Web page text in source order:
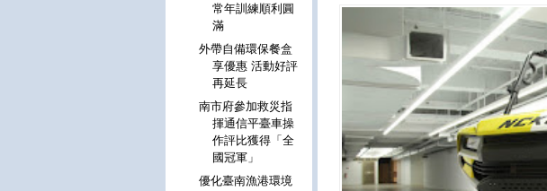
常年訓練順利圓
滿
外帶自備環保餐盒
享優惠 活動好評
再延長
南市府參加救災指
揮通信平臺車操
作評比獲得「全
國冠軍」
優化臺南漁港環境